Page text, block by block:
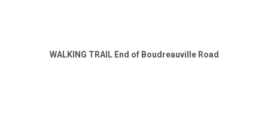
WALKING TRAIL End of Boudreauville Road